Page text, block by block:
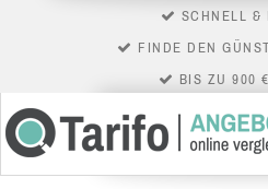
SCHNELL &
FINDE DEN
BIS ZU 900